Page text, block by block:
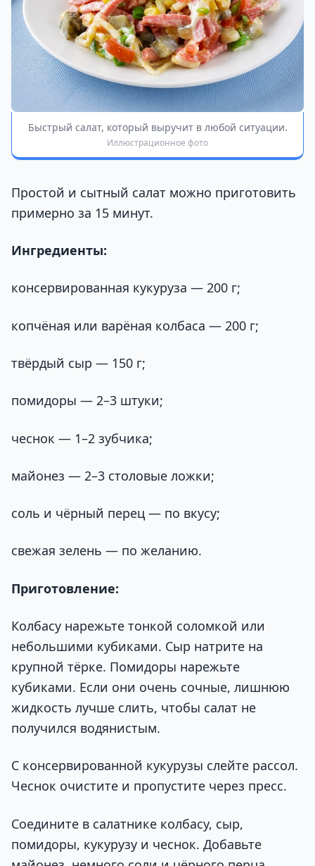
Быстрый салат, который выручит в любой ситуации.
Иллюстрационное фото
Простой и сытный салат можно приготовить
примерно за 15 минут.
Ингредиенты:
консервированная кукуруза — 200 г;
копчёная или варёная колбаса — 200 г;
твёрдый сыр — 150 г;
помидоры — 2–3 штуки;
чеснок — 1–2 зубчика;
майонез — 2–3 столовые ложки;
соль и чёрный перец — по вкусу;
свежая зелень — по желанию.
Приготовление:
Колбасу нарежьте тонкой соломкой или
небольшими кубиками. Сыр натрите на
крупной тёрке. Помидоры нарежьте
кубиками. Если они очень сочные, лишнюю
жидкость лучше слить, чтобы салат не
получился водянистым.
С консервированной кукурузы слейте рассол.
Чеснок очистите и пропустите через пресс.
Соедините в салатнике колбасу, сыр,
помидоры, кукурузу и чеснок. Добавьте